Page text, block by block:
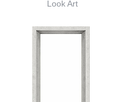
Look Art